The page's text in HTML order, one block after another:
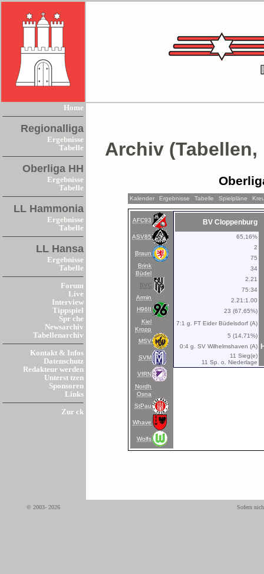
Home
Regionalliga
Ergebnisse
Tabelle
Oberliga HH
Ergebnisse
Tabelle
LL Hammonia
Ergebnisse
Tabelle
LL Hansa
Ergebnisse
Tabelle
Forum
Live
Interview
Tippspiel
Spr che
Newsarchiv
Tabellenarchiv
Kontakt & Infos
Datenschutz
Redakteur werden
Unterst tzen
Sponsoren
Links
Zur ck
Archiv
Kalender Ergebnisse Tabelle Spielpläne
AFC93
ASV85
Braun
Brink
Büdel
BVC
Armin
H96II
Kiel
Kropp
MSV
SVM
VfRN
Nordh
Osna
StPau
Whave
Wolfs
BV Cloppenburg
65,16%
2
75
34
2.21
75:34
2.21:1.00
23 (67,65%)
7:1 g. FT Eider Büdelsdorf (A)
5 (14,71%)
0:4 g. SV Wilhelmshaven (A)
11 Sieg(e)
11 Sp. o. Niederlage
© 2003- 2026 Sofern